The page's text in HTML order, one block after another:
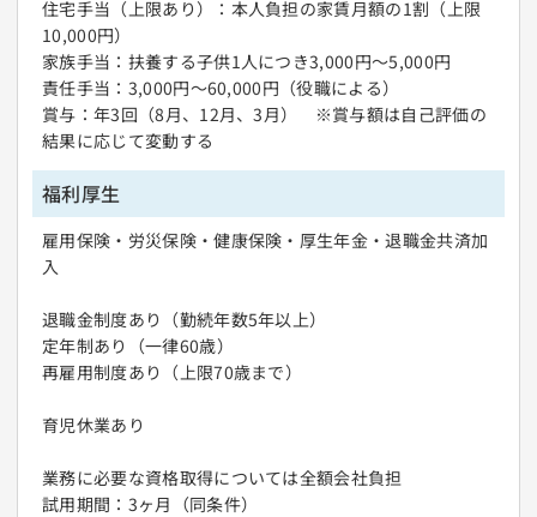
住宅手当（上限あり）：本人負担の家賃月額の1割（上限
10,000円）
家族手当：扶養する子供1人につき3,000円〜5,000円
責任手当：3,000円〜60,000円（役職による）
賞与：年3回（8月、12月、3月） ※賞与額は自己評価の
結果に応じて変動する
福利厚生
雇用保険・労災保険・健康保険・厚生年金・退職金共済加
入
退職金制度あり（勤続年数5年以上）
定年制あり（一律60歳）
再雇用制度あり（上限70歳まで）
育児休業あり
業務に必要な資格取得については全額会社負担
試用期間：3ヶ月（同条件）